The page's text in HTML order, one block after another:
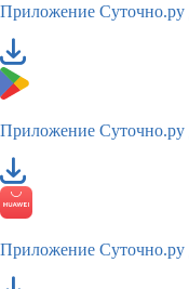
Приложение Суточно.ру
Приложение Суточно.ру
Приложение Суточно.ру